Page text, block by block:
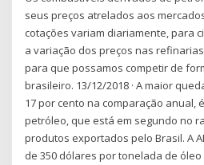
seus preços atrelados aos
cotações variam diariamente, para
a variação dos preços nas
para que possamos competir de
brasileiro. 13/12/2018 · A maior
17 por cento na comparação anual,
petróleo, que está em segundo no
produtos exportados pelo Brasil. A
de 350 dólares por tonelada de